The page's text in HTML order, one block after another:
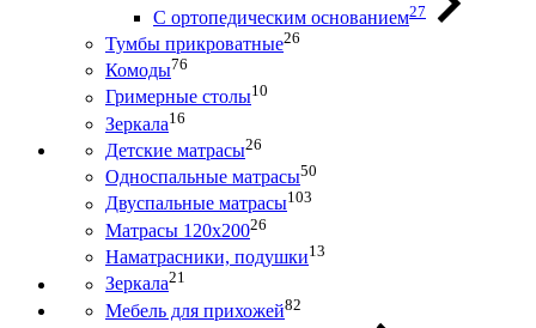
С ортопедическим основанием27
Тумбы прикроватные26
Комоды76
Гримерные столы10
Зеркала16
Детские матрасы26
Односпальные матрасы50
Двуспальные матрасы103
Матрасы 120х20026
Наматрасники, подушки13
Зеркала21
Мебель для прихожей82